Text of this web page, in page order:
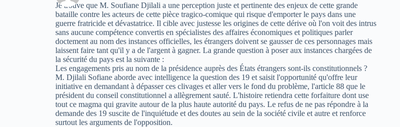
Je trouve que M. Soufiane Djilali a une perception juste et pertinente des enjeux de cette grande
bataille contre les acteurs de cette pièce tragico-comique qui risque d'emporter le pays dans une
guerre fratricide et dévastatrice. Il cible avec justesse les origines de cette dérive où l'on voit des intrus
sans aucune compétence convertis en spécialistes des affaires économiques et politiques parler
doctement au nom des instances officielles, les étrangers doivent se gausser de ces personnages mais
laissent faire tant qu'il y a de l'argent à gagner. La grande question à poser aux instances chargées de
la sécurité du pays est la suivante :
Les engagements pris au nom de la présidence auprès des États étrangers sont-ils constitutionnels ?
M. Djilali Sofiane aborde avec intelligence la question des 19 et saisit l'opportunité qu'offre leur
initiative en demandant à dépasser ces clivages et aller vers le fond du problème, l'article 88 que le
président du conseil constitutionnel a allègrement sauté. L'histoire retiendra cette forfaiture dont use
tout ce magma qui gravite autour de la plus haute autorité du pays. Le refus de ne pas répondre à la
demande des 19 suscite de l'inquiétude et des doutes au sein de la société civile et autre et renforce
surtout les arguments de l'opposition.